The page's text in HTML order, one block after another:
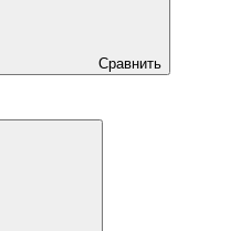
Сравнить